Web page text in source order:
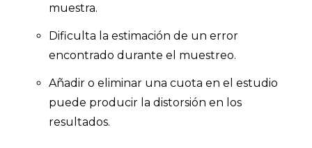
muestra.
Dificulta la estimación de un error
encontrado durante el muestreo.
Añadir o eliminar una cuota en el estudio
puede producir la distorsión en los
resultados.